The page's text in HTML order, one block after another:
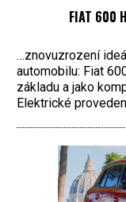
FIAT 600
…znovuzrození
automobilu: Fiat
základu a jako
Elektrické